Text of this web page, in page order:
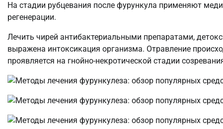
На стадии рубцевания после фурункула применяют
регенерации.
Лечить чирей антибактериальными препаратами,
выражена интоксикация организма. Отравление
проявляется на гнойно-некротической стадии